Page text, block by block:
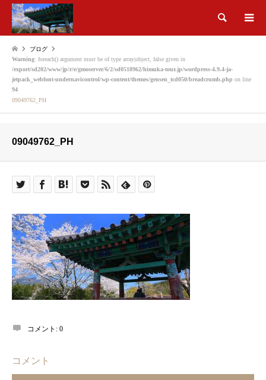
検索
ブログ
Warning: foreach() argument must be of type array|object, false given in
/export/sd202/www/jp/r/e/gmoserver/6/2/sd0518962/himuka-tour.jp/wordpress-4.9.4-ja-
jetpack_webfont-undernavicontrol/wp-content/themes/gensen_tcd050/breadcrumb.php on line
94
09049762_PH
09049762_PH
コメント: 0
コメント